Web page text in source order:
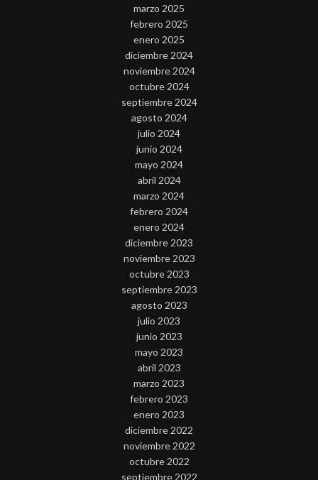
marzo 2025
febrero 2025
enero 2025
diciembre 2024
noviembre 2024
octubre 2024
septiembre 2024
agosto 2024
julio 2024
junio 2024
mayo 2024
abril 2024
marzo 2024
febrero 2024
enero 2024
diciembre 2023
noviembre 2023
octubre 2023
septiembre 2023
agosto 2023
julio 2023
junio 2023
mayo 2023
abril 2023
marzo 2023
febrero 2023
enero 2023
diciembre 2022
noviembre 2022
octubre 2022
septiembre 2022